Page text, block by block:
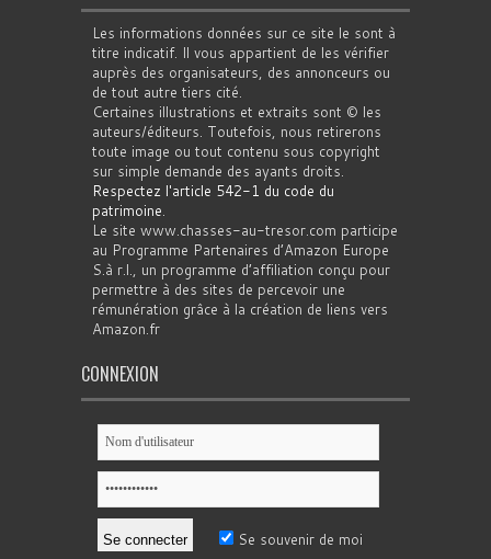
Les informations données sur ce site le sont à
titre indicatif. Il vous appartient de les vérifier
auprès des organisateurs, des annonceurs ou
de tout autre tiers cité.
Certaines illustrations et extraits sont © les
auteurs/éditeurs. Toutefois, nous retirerons
toute image ou tout contenu sous copyright
sur simple demande des ayants droits.
Respectez l'article 542-1 du code du
patrimoine.
Le site www.chasses-au-tresor.com participe
au Programme Partenaires d’Amazon Europe
S.à r.l., un programme d’affiliation conçu pour
permettre à des sites de percevoir une
rémunération grâce à la création de liens vers
Amazon.fr
CONNEXION
Se souvenir de moi